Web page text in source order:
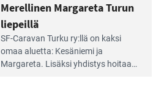
kymmenen paikkaa ilman sähköä.
Merellinen Margareta Turun
liepeillä
SF-Caravan Turku ry:llä on kaksi
omaa aluet­ta: Kesäniemi ja
Margareta. Lisäksi yhdis­tys hoitaa